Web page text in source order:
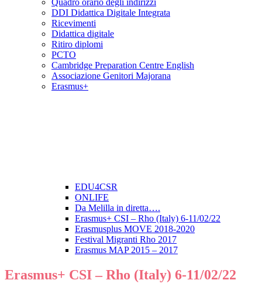
Quadro orario degli indirizzi
DDI Didattica Digitale Integrata
Ricevimenti
Didattica digitale
Ritiro diplomi
PCTO
Cambridge Preparation Centre English
Associazione Genitori Majorana
Erasmus+
EDU4CSR
ONLIFE
Da Melilla in diretta….
Erasmus+ CSI – Rho (Italy) 6-11/02/22
Erasmusplus MOVE 2018-2020
Festival Migranti Rho 2017
Erasmus MAP 2015 – 2017
Erasmus+ CSI – Rho (Italy) 6-11/02/22